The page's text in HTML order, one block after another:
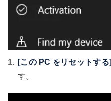
[この PC をリセットする]
す。